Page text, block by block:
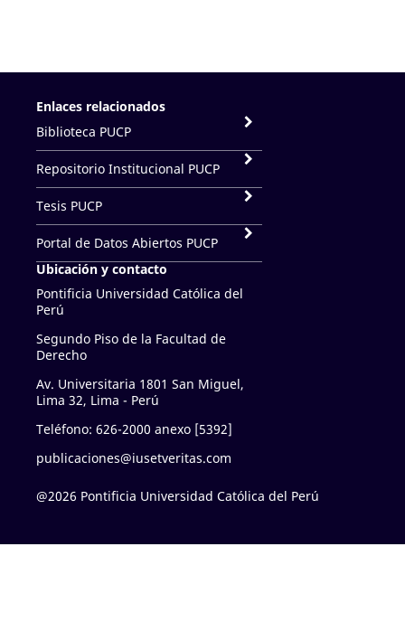
Enlaces relacionados
Biblioteca PUCP
Repositorio Institucional PUCP
Tesis PUCP
Portal de Datos Abiertos PUCP
Ubicación y contacto
Pontificia Universidad Católica del
Perú
Segundo Piso de la Facultad de
Derecho
Av. Universitaria 1801 San Miguel,
Lima 32, Lima - Perú
Teléfono: 626-2000 anexo [5392]
publicaciones@iusetveritas.com
@2026 Pontificia Universidad Católica del Perú